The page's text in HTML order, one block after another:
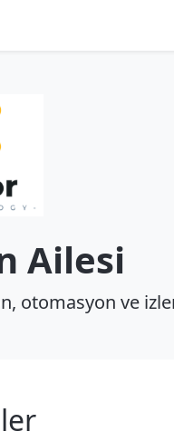
Ailesi
otomasyon ve